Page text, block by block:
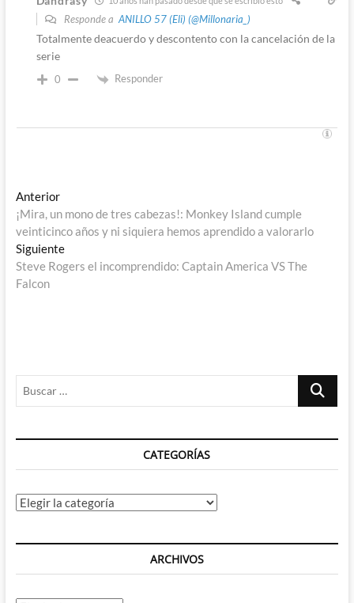
Responde a ANILLO 57 (Eli) (@Millonaria_)
Totalmente deacuerdo y descontento con la cancelación de la
serie
0 Responder
Navegación
de
entradas
AnteriorEntrada
anterior:
¡Mira, un mono de tres cabezas!: Monkey Island cumple
veinticinco años y ni siquiera hemos aprendido a valorarlo
SiguienteEntrada
siguiente:
Steve Rogers el incomprendido: Captain America VS The
Falcon
Buscar
CATEGORÍAS
Categorías
ARCHIVOS